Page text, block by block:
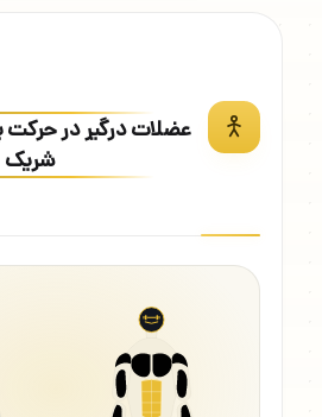
عضلات درگیر در حرکت
شریک